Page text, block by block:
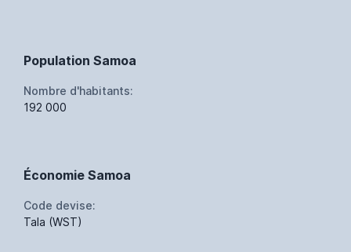
Population Samoa
Nombre d'habitants:
192 000
Économie Samoa
Code devise:
Tala (WST)